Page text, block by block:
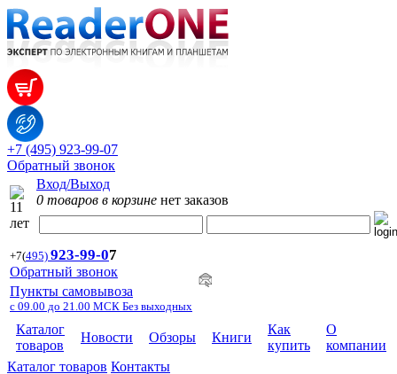
+7 (495) 923-99-07
Обратный звонок
Вход/Выход
0 товаров в корзине нет заказов
+7(495) 923-99-07
Обратный звонок
Пункты самовывоза
с 09.00 до 21.00 МСК Без выходных
Каталог
товаров
Новости Обзоры Книги
Как
купить
О
компании
Каталог товаров Контакты